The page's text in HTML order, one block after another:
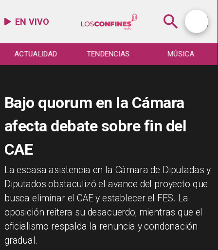
EN VIVO
ACTUALIDAD TENDENCIAS MÚSICA
Bajo quorum en la Cámara
afecta debate sobre fin del
CAE
La escasa asistencia en la Cámara de Diputadas y
Diputados obstaculizó el avance del proyecto que
busca eliminar el CAE y establecer el FES. La
oposición reitera su desacuerdo; mientras que el
oficialismo respalda la renuncia y condonación
gradual.